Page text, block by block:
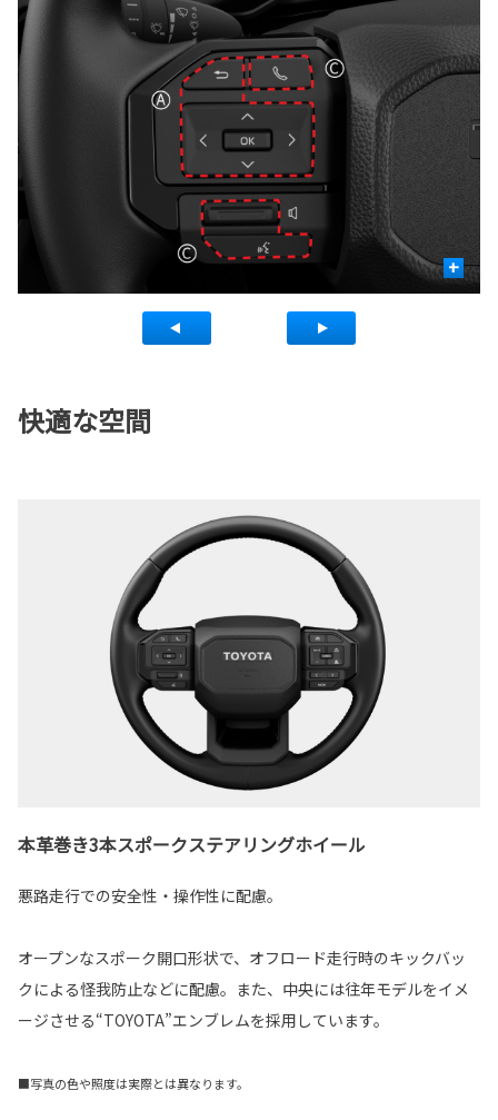
+
快適な空間
本革巻き3本スポークステアリングホイール
悪路走行での安全性・操作性に配慮。
オープンなスポーク開口形状で、オフロード走行時のキックバッ
クによる怪我防止などに配慮。また、中央には往年モデルをイメ
ージさせる“TOYOTA”エンブレムを採用しています。
■写真の色や照度は実際とは異なります。